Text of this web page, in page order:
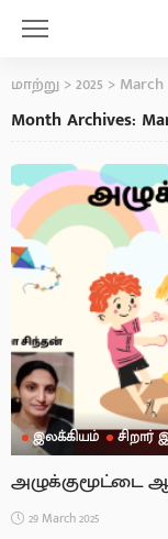
மாற்று >2025 > March
Month Archives:
இலக்கியம் சிறார்
அழுக்குமூட்டை
29 March 2025